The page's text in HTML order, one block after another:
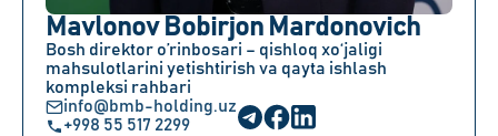
Mavlonov Bobirjon Mardonovich
Bosh direktor o’rinbosari – qishloq xo‘jaligi
mahsulotlarini yetishtirish va qayta ishlash
kompleksi rahbari
info@bmb-holding.uz
+998 55 517 2299